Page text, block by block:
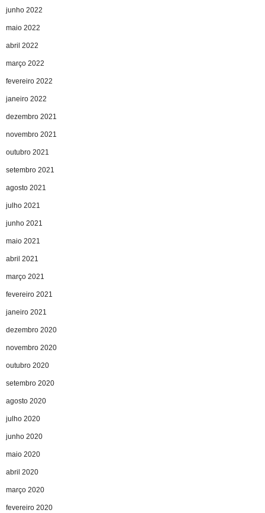
junho 2022
maio 2022
abril 2022
março 2022
fevereiro 2022
janeiro 2022
dezembro 2021
novembro 2021
outubro 2021
setembro 2021
agosto 2021
julho 2021
junho 2021
maio 2021
abril 2021
março 2021
fevereiro 2021
janeiro 2021
dezembro 2020
novembro 2020
outubro 2020
setembro 2020
agosto 2020
julho 2020
junho 2020
maio 2020
abril 2020
março 2020
fevereiro 2020